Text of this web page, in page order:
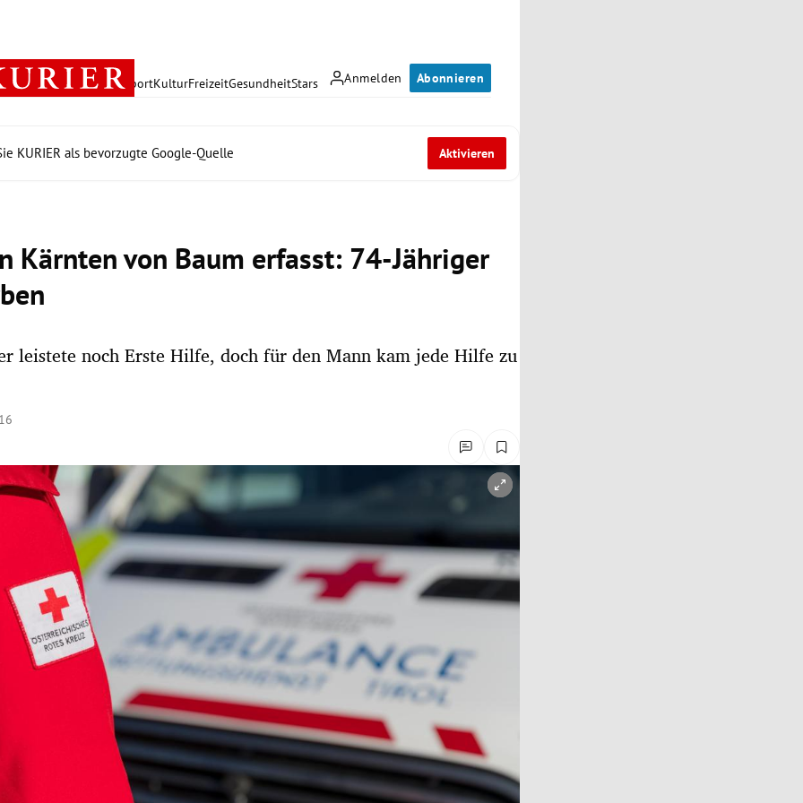
Anmelden Abonnieren
PolitikWirtschaft SportKulturFreizeitGesundheitStars
KURIER als bevorzugte Google-Quelle Aktivieren
Kärnten von Baum erfasst: 74-Jähriger
leistete noch Erste Hilfe, doch für den Mann kam jede Hilfe zu
öffnen/schließen